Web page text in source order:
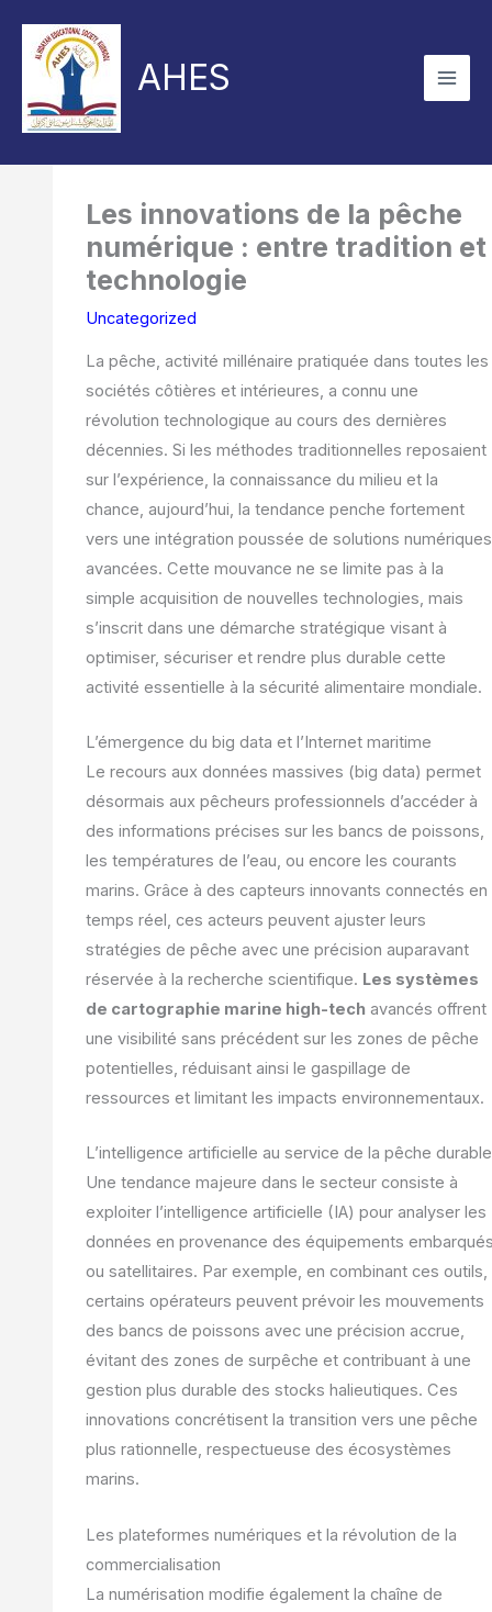
content
AHES
Les innovations de la pêche
numérique : entre tradition et
technologie
Uncategorized
La pêche, activité millénaire pratiquée dans toutes les
sociétés côtières et intérieures, a connu une
révolution technologique au cours des dernières
décennies. Si les méthodes traditionnelles reposaient
sur l’expérience, la connaissance du milieu et la
chance, aujourd’hui, la tendance penche fortement
vers une intégration poussée de solutions numériques
avancées. Cette mouvance ne se limite pas à la
simple acquisition de nouvelles technologies, mais
s’inscrit dans une démarche stratégique visant à
optimiser, sécuriser et rendre plus durable cette
activité essentielle à la sécurité alimentaire mondiale.
L’émergence du big data et l’Internet maritime
Le recours aux données massives (big data) permet
désormais aux pêcheurs professionnels d’accéder à
des informations précises sur les bancs de poissons,
les températures de l’eau, ou encore les courants
marins. Grâce à des capteurs innovants connectés en
temps réel, ces acteurs peuvent ajuster leurs
stratégies de pêche avec une précision auparavant
réservée à la recherche scientifique. Les systèmes
de cartographie marine high-tech avancés offrent
une visibilité sans précédent sur les zones de pêche
potentielles, réduisant ainsi le gaspillage de
ressources et limitant les impacts environnementaux.
L’intelligence artificielle au service de la pêche durable
Une tendance majeure dans le secteur consiste à
exploiter l’intelligence artificielle (IA) pour analyser les
données en provenance des équipements
ou satellitaires. Par exemple, en combinant ces outils,
certains opérateurs peuvent prévoir les mouvements
des bancs de poissons avec une précision accrue,
évitant des zones de surpêche et contribuant à une
gestion plus durable des stocks halieutiques. Ces
innovations concrétisent la transition vers une pêche
plus rationnelle, respectueuse des écosystèmes
marins.
Les plateformes numériques et la révolution de la
commercialisation
La numérisation modifie également la chaîne de